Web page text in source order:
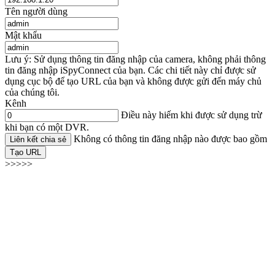
Tên người dùng
Mật khẩu
Lưu ý: Sử dụng thông tin đăng nhập của camera, không phải thông
tin đăng nhập iSpyConnect của bạn. Các chi tiết này chỉ được sử
dụng cục bộ để tạo URL của bạn và không được gửi đến máy chủ
của chúng tôi.
Kênh
Điều này hiếm khi được sử dụng trừ
khi bạn có một DVR.
Liên kết chia sẻ Không có thông tin đăng nhập nào được bao gồm
Tạo URL
>>>>>